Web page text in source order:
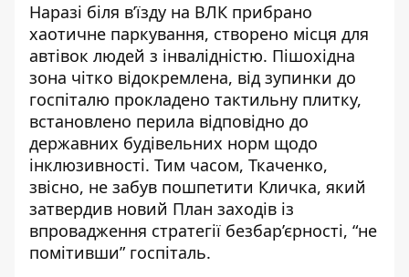
Наразі біля в’їзду на ВЛК прибрано
хаотичне паркування, створено місця для
автівок людей з інвалідністю. Пішохідна
зона чітко відокремлена, від зупинки до
госпіталю прокладено тактильну плитку,
встановлено перила відповідно до
державних будівельних норм щодо
інклюзивності. Тим часом, Ткаченко,
звісно, не забув пошпетити Кличка, який
затвердив новий План заходів із
впровадження стратегії безбар’єрності, “не
помітивши” госпіталь.